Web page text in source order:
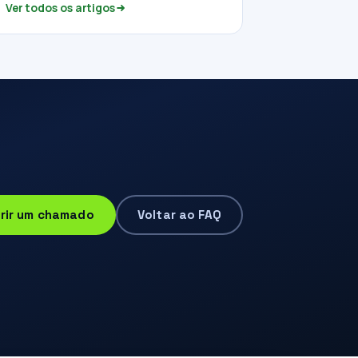
Ver todos os artigos
um chamado Voltar ao FAQ